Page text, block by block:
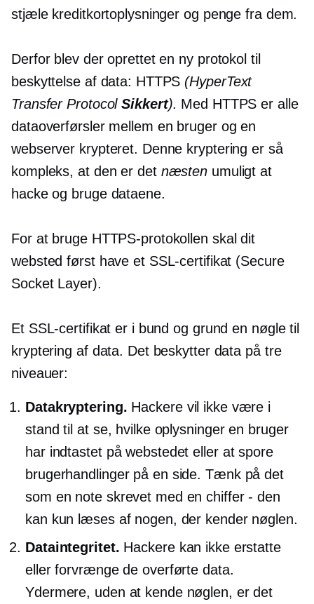
stjæle kreditkortoplysninger og penge fra dem.
Derfor blev der oprettet en ny protokol til
beskyttelse af data: HTTPS (HyperText
Transfer ProtocolSikkert). Med HTTPS er alle
dataoverførsler mellem en bruger og en
webserver krypteret. Denne kryptering er så
kompleks, at den er det næsten umuligt at
hacke og bruge dataene.
For at bruge HTTPS-protokollen skal dit
websted først have et SSL-certifikat (Secure
Socket Layer).
Et SSL-certifikat er i bund og grund en nøgle til
kryptering af data. Det beskytter data på tre
niveauer:
Datakryptering. Hackere vil ikke være i
stand til at se, hvilke oplysninger en bruger
har indtastet på webstedet eller at spore
brugerhandlinger på en side. Tænk på det
som en note skrevet med en chiffer - den
kan kun læses af nogen, der kender nøglen.
Dataintegritet. Hackere kan ikke erstatte
eller forvrænge de overførte data.
Ydermere, uden at kende nøglen, er det